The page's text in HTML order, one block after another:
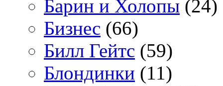
Барин и Холопы (24)
Бизнес (66)
Билл Гейтс (59)
Блондинки (11)